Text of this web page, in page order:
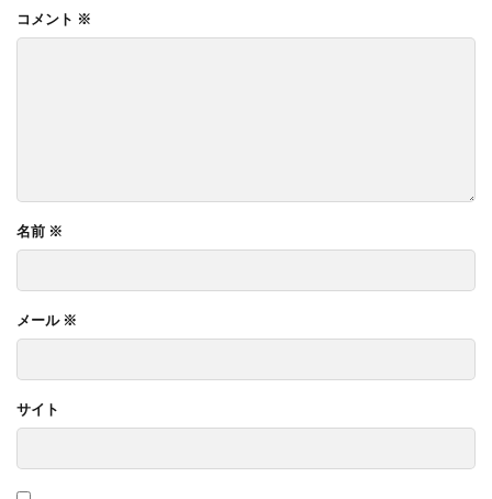
コメント ※
名前 ※
メール ※
サイト